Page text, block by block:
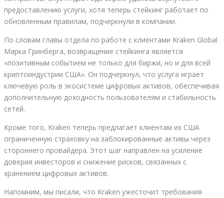
предоставлению услуги, хотя теперь стейкинг работает по
обновленным правилам, подчеркнули в компании.
По словам главы отдела по работе с клиентами Kraken Global
Марка Гринберга, возвращение стейкинга является
«позитивным событием не только для биржи, но и для всей
криптоиндустрии США». Он подчеркнул, что услуга играет
ключевую роль в экосистеме цифровых активов, обеспечивая
дополнительную доходность пользователям и стабильность
сетей.
Кроме того, Kraken теперь предлагает клиентам из США
ограниченную страховку на заблокированные активы через
стороннего провайдера. Этот шаг направлен на усиление
доверия инвесторов и снижение рисков, связанных с
хранением цифровых активов.
Напомним, мы писали, что Kraken ужесточит требования